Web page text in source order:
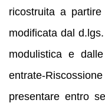
ricostruita a
modificata dal
modulistica e
entrate-
presentare entro